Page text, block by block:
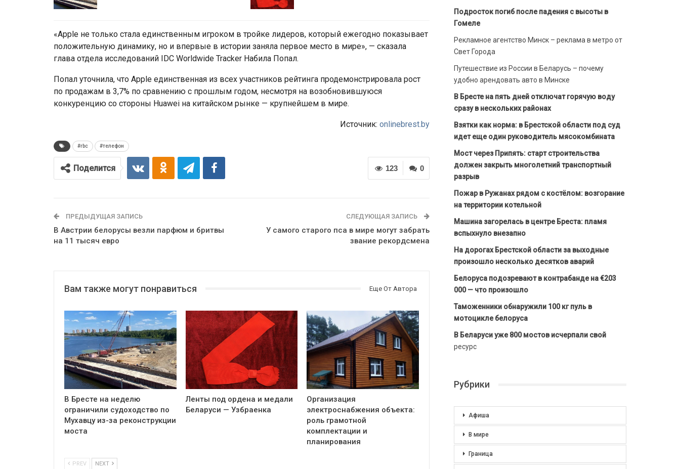
«Apple не только стала единственным игроком в тройке лидеров, который ежегодно показывает
положительную динамику, но и впервые в истории заняла первое место в мире», — сказала
глава отдела исследований IDC Worldwide Tracker Набила Попал.
Попал уточнила, что Apple единственная из всех участников рейтинга продемонстрировала рост
по продажам в 3,7% по сравнению с прошлым годом, несмотря на возобновившуюся
конкуренцию со стороны Huawei на китайском рынке — крупнейшем в мире.
Источник: onlinebrest.by
#rbc #телефон
0
123
Поделится
ПРЕДЫДУЩАЯ ЗАПИСЬ
В Австрии белорусы везли парфюм и бритвы
на 11 тысяч евро
СЛЕДУЮЩАЯ ЗАПИСЬ
У самого старого пса в мире могут забрать
звание рекордсмена
Вам также могут понравиться Еще От Автора
В Бресте на неделю
ограничили судоходство по
Мухавцу из-за реконструкции
моста
Ленты под ордена и медали
Беларуси — Узбраенка
Организация
электроснабжения объекта:
роль грамотной
комплектации и
планирования
PREV NEXT
Подросток погиб после падения с высоты в
Гомеле
Рекламное агентство Минск – реклама в метро от
Свет Города
Путешествие из России в Беларусь – почему
удобно арендовать авто в Минске
В Бресте на пять дней отключат горячую воду
сразу в нескольких районах
Взятки как норма: в Брестской области под суд
идет еще один руководитель мясокомбината
Мост через Припять: старт строительства
должен закрыть многолетний транспортный
разрыв
Пожар в Ружанах рядом с костёлом: возгорание
на территории котельной
Машина загорелась в центре Бреста: пламя
вспыхнуло внезапно
На дорогах Брестской области за выходные
произошло несколько десятков аварий
Белоруса подозревают в контрабанде на €203
000 — что произошло
Таможенники обнаружили 100 кг пуль в
мотоцикле белоруса
В Беларуси уже 800 мостов исчерпали свой
ресурс
Рубрики
Афиша
В мире
Граница